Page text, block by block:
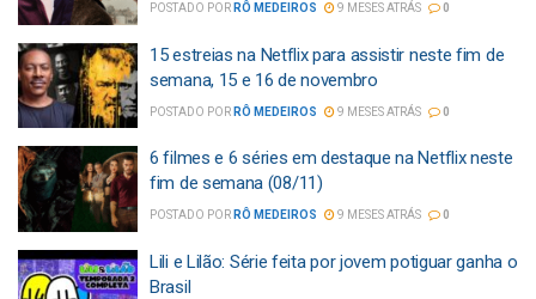
POSTADO POR RÔ MEDEIROS 9 MESES ATRÁS 0
15 estreias na Netflix para assistir neste fim de
semana, 15 e 16 de novembro
POSTADO POR RÔ MEDEIROS 9 MESES ATRÁS 0
6 filmes e 6 séries em destaque na Netflix neste
fim de semana (08/11)
POSTADO POR RÔ MEDEIROS 9 MESES ATRÁS 0
Lili e Lilão: Série feita por jovem potiguar ganha o
Brasil